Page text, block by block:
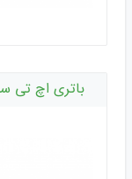
باتری اچ تی